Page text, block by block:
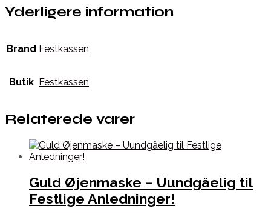
Yderligere information
Brand Festkassen
Butik Festkassen
Relaterede varer
Guld Øjenmaske – Uundgåelig til
Festlige Anledninger!